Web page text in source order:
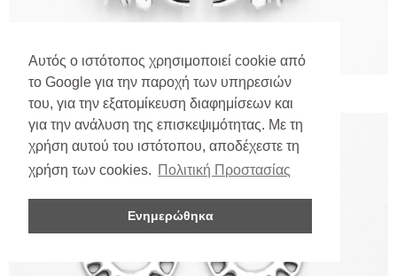
Αυτός ο ιστότοπος χρησιμοποιεί cookie από
το Google για την παροχή των υπηρεσιών
του, για την εξατομίκευση διαφημίσεων και
για την ανάλυση της επισκεψιμότητας. Με τη
χρήση αυτού του ιστότοπου, αποδέχεστε τη
χρήση των cookies. Πολιτική Προστασίας
Ενημερώθηκα